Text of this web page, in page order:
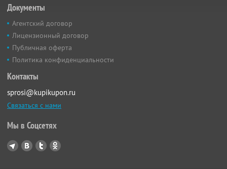
Документы
Агентский договор
Лицензионный договор
Публичная оферта
Политика конфиденциальности
Контакты
sprosi@kupikupon.ru
Связаться с нами
Мы в Соцсетях